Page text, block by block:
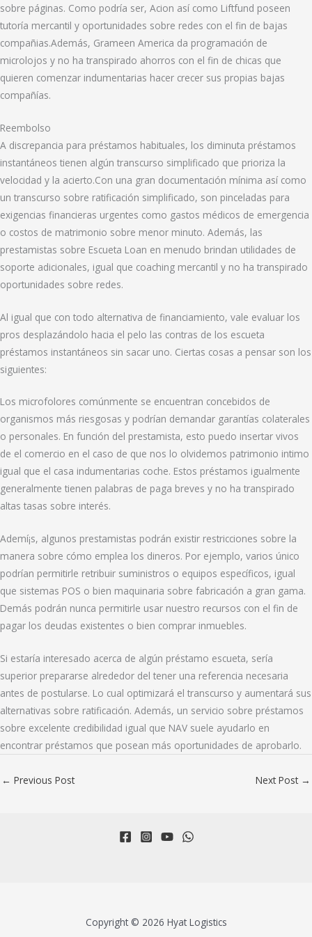
sobre páginas. Como podrí­a ser, Acion así­ como Liftfund poseen
tutoría mercantil y oportunidades sobre redes con el fin de bajas
compañias.Además, Grameen America da programación de
microlojos y no ha transpirado ahorros con el fin de chicas que
quieren comenzar indumentarias hacer crecer sus propias bajas
compañías.
Reembolso
A discrepancia para préstamos habituales, los diminuta préstamos
instantáneos tienen algún transcurso simplificado que prioriza la
velocidad y la acierto.Con una gran documentación mínima así­ como
un transcurso sobre ratificación simplificado, son pinceladas para
exigencias financieras urgentes como gastos médicos de emergencia
o costos de matrimonio sobre menor minuto. Además, las
prestamistas sobre Escueta Loan en menudo brindan utilidades de
soporte adicionales, igual que coaching mercantil y no ha transpirado
oportunidades sobre redes.
Al igual que con todo alternativa de financiamiento, vale evaluar los
pros desplazándolo hacia el pelo las contras de los escueta
préstamos instantáneos sin sacar uno. Ciertas cosas a pensar son los
siguientes:
Los microfolores comúnmente se encuentran concebidos de
organismos más riesgosas y podrían demandar garantías colaterales
o personales. En función del prestamista, esto puedo insertar vivos
de el comercio en el caso de que nos lo olvidemos patrimonio intimo
igual que el casa indumentarias coche. Estos préstamos igualmente
generalmente tienen palabras de paga breves y no ha transpirado
altas tasas sobre interés.
Ademí¡s, algunos prestamistas podrán existir restricciones sobre la
manera sobre cómo emplea los dineros. Por ejemplo, varios único
podrían permitirle retribuir suministros o equipos específicos, igual
que sistemas POS o bien maquinaria sobre fabricación a gran gama.
Demás podrán nunca permitirle usar nuestro recursos con el fin de
pagar los deudas existentes o bien comprar inmuebles.
Si estaría interesado acerca de algún préstamo escueta, serí­a
superior prepararse alrededor del tener una referencia necesaria
antes de postularse. Lo cual optimizará el transcurso y aumentará sus
alternativas sobre ratificación. Además, un servicio sobre préstamos
sobre excelente credibilidad igual que NAV suele ayudarlo en
encontrar préstamos que posean más oportunidades de aprobarlo.
← Previous Post Next Post →
Copyright © 2026 Hyat Logistics